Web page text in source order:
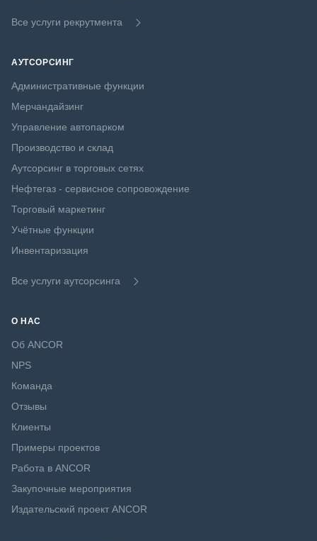
Все услуги рекрутмента
АУТСОРСИНГ
Административные функции
Мерчандайзинг
Управление автопарком
Производство и склад
Аутсорсинг в торговых сетях
Нефтегаз - сервисное сопровождение
Торговый маркетинг
Учётные функции
Инвентаризация
Все услуги аутсорсинга
О НАС
Об ANCOR
NPS
Команда
Отзывы
Клиенты
Примеры проектов
Работа в ANCOR
Закупочные мероприятия
Издательский проект ANCOR